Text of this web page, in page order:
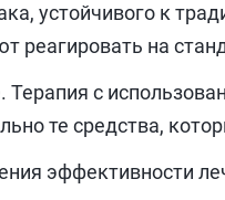
устойчивого к
реагировать на
Терапия с
те средства,
эффективности